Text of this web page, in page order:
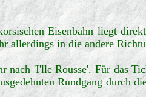
Eisenbahn liegt
allerdings in die andere
'I'lle Rousse'. Für das
Rundgang durch